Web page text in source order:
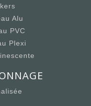
Alu
PVC
Plexi